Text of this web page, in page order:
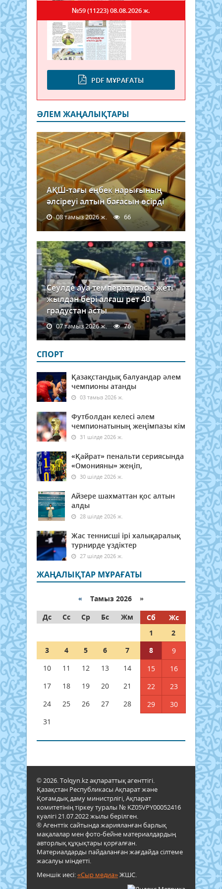
бұл
мен
PDF МҰРАҒАТЫ
№59 (11223)08.08.2026 ж.
ӘЛЕМ ЖАҢАЛЫҚТАРЫ
АҚШ-тағы еңбек нарығының
әлсіреуі алтын бағасын өсірді
08 тамыз 2026 ж. 66
Сеулде ауа температурасы жеті
жылдан бері алғаш рет 40
градустан асты
07 тамыз 2026 ж. 76
СПОРТ
Қазақстандық балуандар әлем
чемпионы атанды
03 тамыз 2026 ж.
Футболдан келесі әлем
чемпионатының жеңімпазы кім
31 шілде 2026 ж.
«Қайрат» пенальти сериясында
«Омонияны» жеңіп,
30 шілде 2026 ж.
Айзере шахматтан қос алтын
алды
28 шілде 2026 ж.
Жас теннисші ірі халықаралық
турнирде үздіктер
27 шілде 2026 ж.
ЖАҢАЛЫҚТАР МҰРАҒАТЫ
« Тамыз 2026 »
Дс
Сс Ср Бс Жм Сб
Жс
1
2
3
4 5 6 7 8
9
10
11 12 13 14 15
16
17
18 19 20 21 22
23
24
25 26 27 28 29
30
31
© 2026. Tolqyn.kz ақпараттық агенттігі.
Қазақстан Республикасы Ақпарат және
Қоғамдық даму министрлігі, Ақпарат
комитетінің тіркеу туралы № KZ05VPY00052416
куәлігі 21.07.2022 жылы берілген.
® Агенттік сайтында жарияланған барлық
мақалалар мен фото-бейне материалдардың
авторлық құқықтары қорғалған.
Материалдарды пайдаланған жағдайда сілтеме
жасалуы міндетті.
Меншік иесі:«Сыр медиа»ЖШС.